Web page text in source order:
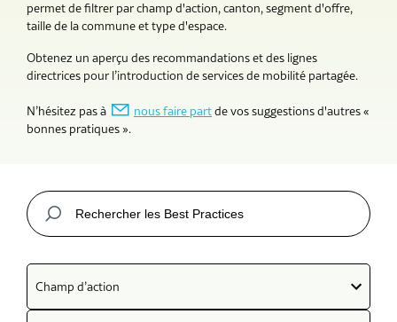
permet de filtrer par champ d'action, canton, segment d'offre,
taille de la commune et type d'espace.
Obtenez un aperçu des recommandations et des lignes
directrices pour l’introduction de services de mobilité partagée.
N’hésitez pas à nous faire partde vos suggestions d'autres «
bonnes pratiques ».
Champ d’action